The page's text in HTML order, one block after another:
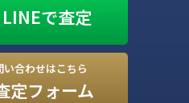
で査定
合わせはこちら
定フォーム